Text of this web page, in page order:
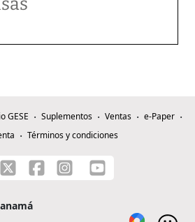
GESE Suplementos Ventas
e-Paper
Términos y condiciones